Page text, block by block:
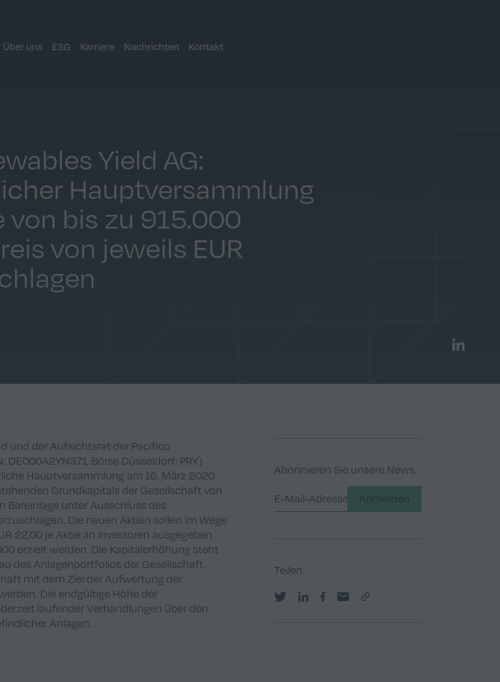
Über uns ESG Karriere Nachrichten Kontakt
Yield AG:
Hauptversammlung
von bis zu 915.000
von jeweils EUR
LinkedIn
und der Aufsichtsrat der Pacifico
DE000A2YN371, Börse Düsseldorf: PRY)
Hauptversammlung am 16. März 2020
Grundkapitals der Gesellschaft von
Bareinlage unter Ausschluss des
Die neuen Aktien sollen im Wege
22,00 je Aktie an Investoren ausgegeben
erzielt werden. Die Kapitalerhöhung steht
des Anlagenportfolios der Gesellschaft.
mit dem Ziel der Aufwertung der
Die endgültige Höhe der
laufender Verhandlungen über den
Anlagen.
Abonnieren Sie unsere News.
Teilen
Share on Twitter
Share on LinkedIn
Share on Facebook
Share by email
Copy Link